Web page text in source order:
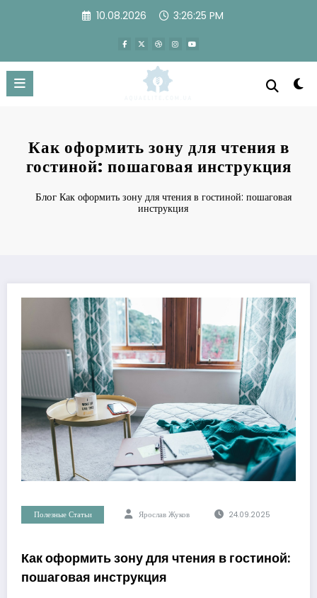
10.08.2026 3:26:25 PM
Как оформить зону для чтения в
гостиной: пошаговая инструкция
Блог Как оформить зону для чтения в гостиной: пошаговая
инструкция
Полезные Статьи Ярослав Жуков 24.09.2025
Как оформить зону для чтения в гостиной:
пошаговая инструкция